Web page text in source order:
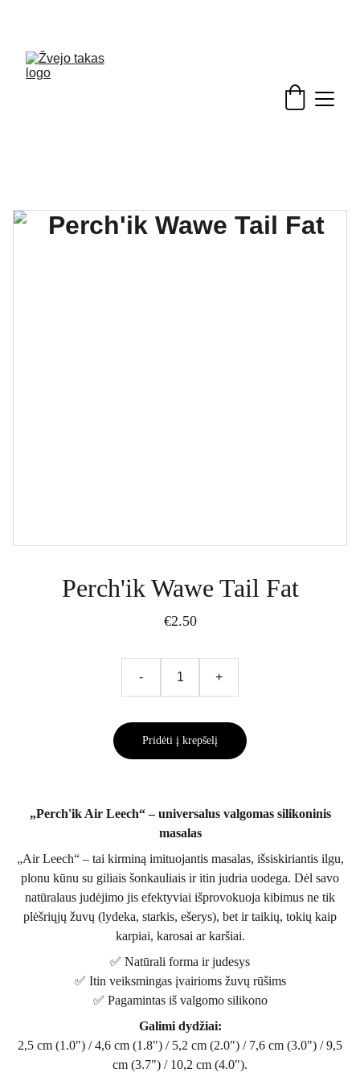
Perch'ik Wawe Tail Fat
€2.50
- +
Pridėti į krepšelį
„Perch'ik Air Leech“ – universalus valgomas silikoninis
masalas
„Air Leech“ – tai kirminą imituojantis masalas, išsiskiriantis ilgu,
plonu kūnu su giliais šonkauliais ir itin judria uodega. Dėl savo
natūralaus judėjimo jis efektyviai išprovokuoja kibimus ne tik
plėšriųjų žuvų (lydeka, starkis, ešerys), bet ir taikių, tokių kaip
karpiai, karosai ar karšiai.
✅ Natūrali forma ir judesys
✅ Itin veiksmingas įvairioms žuvų rūšims
✅ Pagamintas iš valgomo silikono
Galimi dydžiai:
2,5 cm (1.0") / 4,6 cm (1.8") / 5,2 cm (2.0") / 7,6 cm (3.0") / 9,5
cm (3.7") / 10,2 cm (4.0").